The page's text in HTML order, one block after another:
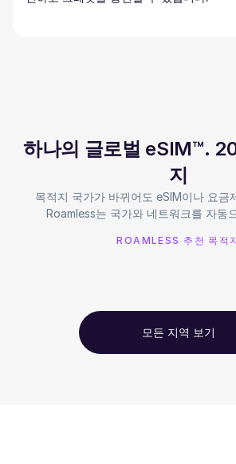
하나의 글로벌 eSIM™.
지
목적지 국가가 바뀌어도 eSIM이나 요금
Roamless는 국가와 네트워크를 자동
ROAMLESS 추천 목적
모든 지역 보기